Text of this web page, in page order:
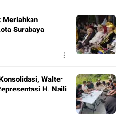
Meriahkan
Surabaya
Walter
H. Naili